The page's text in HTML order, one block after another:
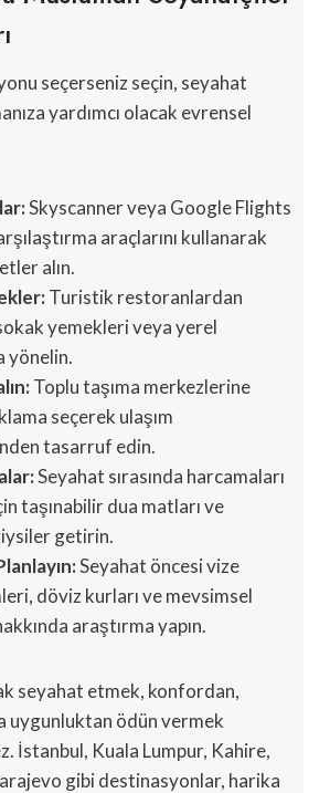
seçerseniz seçin, seyahat
yardımcı olacak evrensel
Skyscanner veya Google Flights
araçlarını kullanarak
alın.
Turistik restoranlardan
sokak yemekleri veya yerel
yönelin.
Toplu taşıma merkezlerine
seçerek ulaşım
tasarruf edin.
Seyahat sırasında harcamaları
taşınabilir dua matları ve
getirin.
Seyahat öncesi vize
döviz kurları ve mevsimsel
araştırma yapın.
seyahat etmek, konfordan,
uygunluktan ödün vermek
İstanbul, Kuala Lumpur, Kahire,
gibi destinasyonlar, harika